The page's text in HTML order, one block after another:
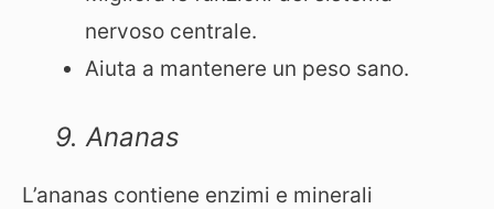
nervoso centrale.
Aiuta a mantenere un peso sano.
9. Ananas
L’ananas contiene enzimi e minerali